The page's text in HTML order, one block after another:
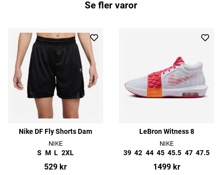
Se fler varor
Nike DF Fly Shorts Dam
NIKE
S M L 2XL
529 kr
LeBron Witness 8
NIKE
39 42 44 45 45.5 47 47.5
1499 kr